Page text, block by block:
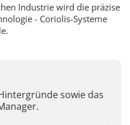
Industrie wird die präzise
- Coriolis-Systeme
sowie das